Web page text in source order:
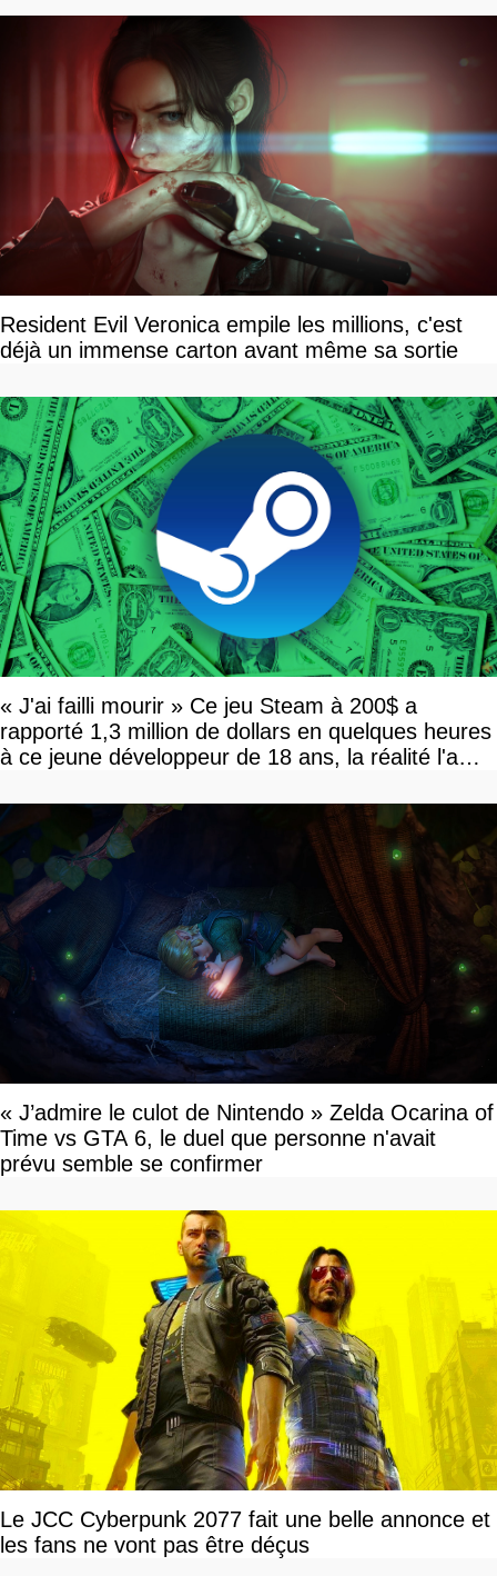
Resident Evil Veronica empile les millions, c'est
déjà un immense carton avant même sa sortie
« J'ai failli mourir » Ce jeu Steam à 200$ a
rapporté 1,3 million de dollars en quelques heures
à ce jeune développeur de 18 ans, la réalité l'a
« J’admire le culot de Nintendo » Zelda Ocarina of
Time vs GTA 6, le duel que personne n'avait
prévu semble se confirmer
Le JCC Cyberpunk 2077 fait une belle annonce et
les fans ne vont pas être déçus